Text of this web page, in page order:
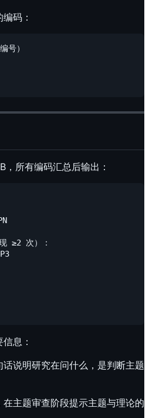
码：
号）
所有编码汇总后输出：
≥2 次）：
息：
说明研究在问什么，是判断主题
主题审查阶段提示主题与理论的